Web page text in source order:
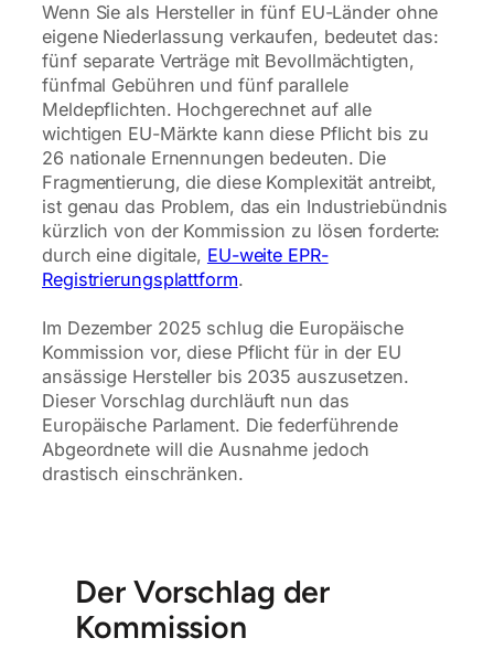
Wenn Sie als Hersteller in fünf EU-Länder ohne
eigene Niederlassung verkaufen, bedeutet das:
fünf separate Verträge mit Bevollmächtigten,
fünfmal Gebühren und fünf parallele
Meldepflichten. Hochgerechnet auf alle
wichtigen EU-Märkte kann diese Pflicht bis zu
26 nationale Ernennungen bedeuten. Die
Fragmentierung, die diese Komplexität antreibt,
ist genau das Problem, das ein Industriebündnis
kürzlich von der Kommission zu lösen forderte:
durch eine digitale, EU-weite EPR-
Registrierungsplattform.
Im Dezember 2025 schlug die Europäische
Kommission vor, diese Pflicht für in der EU
ansässige Hersteller bis 2035 auszusetzen.
Dieser Vorschlag durchläuft nun das
Europäische Parlament. Die federführende
Abgeordnete will die Ausnahme jedoch
drastisch einschränken.
Der Vorschlag der
Kommission